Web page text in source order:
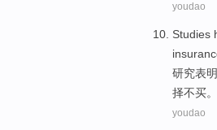
youdao
Studies
研究表明
择不买。
youdao